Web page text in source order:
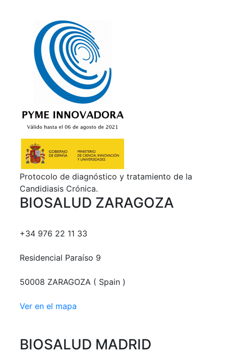
Protocolo de diagnóstico y tratamiento de la
Candidiasis Crónica.
BIOSALUD ZARAGOZA
+34 976 22 11 33
Residencial Paraíso 9
50008 ZARAGOZA ( Spain )
Ver en el mapa
BIOSALUD MADRID